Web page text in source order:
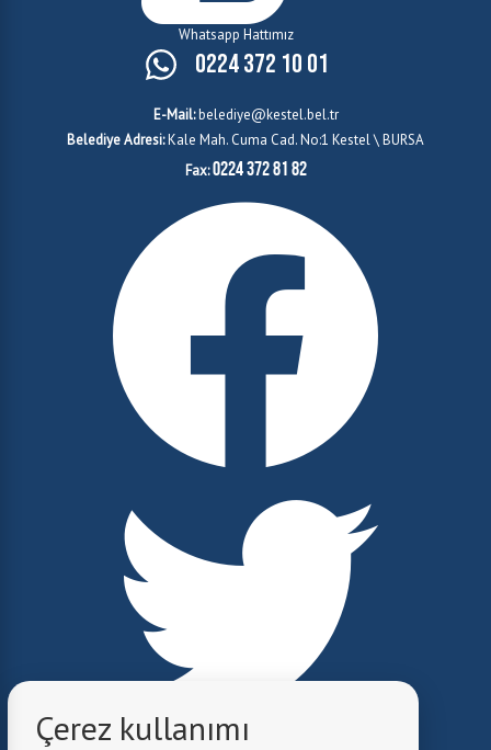
Çerez kullanımı